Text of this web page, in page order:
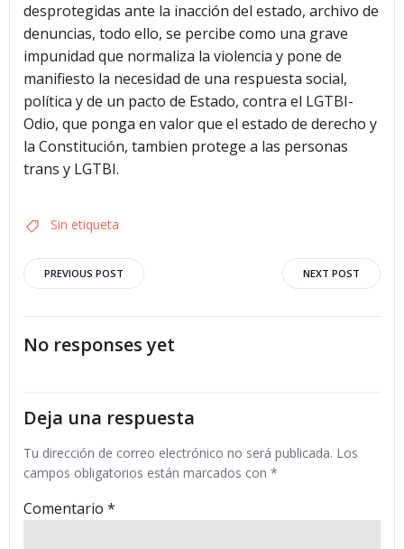
desprotegidas ante la inacción del estado, archivo de
denuncias, todo ello, se percibe como una grave
impunidad que normaliza la violencia y pone de
manifiesto la necesidad de una respuesta social,
política y de un pacto de Estado, contra el LGTBI-
Odio, que ponga en valor que el estado de derecho y
la Constitución, tambien protege a las personas
trans y LGTBI.
Sin etiqueta
Navegación
por
las
entradas
PREVIOUS POST
Navegación
por
NEXT POST
No responses yet
Deja una respuesta
Tu dirección de correo electrónico no será publicada. Los
campos obligatorios están marcados con *
Comentario *